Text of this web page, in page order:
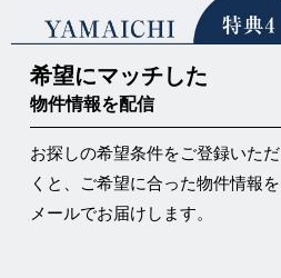
希望にマッチした
物件情報を配信
お探しの希望条件をご登録いただ
くと、ご希望に合った物件情報を
メールでお届けします。